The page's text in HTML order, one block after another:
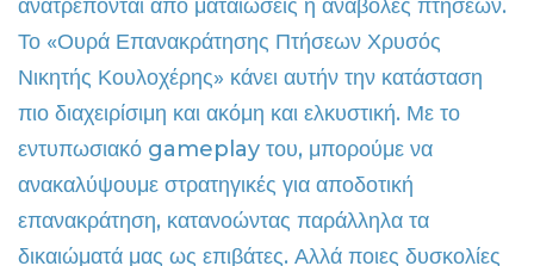
ανατρέπονται από ματαιώσεις ή αναβολές πτήσεων.
Το «Ουρά Επανακράτησης Πτήσεων Χρυσός
Νικητής Κουλοχέρης» κάνει αυτήν την κατάσταση
πιο διαχειρίσιμη και ακόμη και ελκυστική. Με το
εντυπωσιακό gameplay του, μπορούμε να
ανακαλύψουμε στρατηγικές για αποδοτική
επανακράτηση, κατανοώντας παράλληλα τα
δικαιώματά μας ως επιβάτες. Αλλά ποιες δυσκολίες